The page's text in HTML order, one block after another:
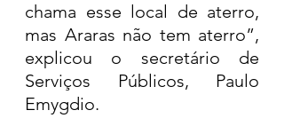
chama esse local de aterro,
mas Araras não tem aterro”,
explicou o secretário de
Serviços Públicos, Paulo
Emygdio.